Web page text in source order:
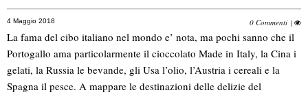
4 Maggio 2018 0 Commenti |
La fama del cibo italiano nel mondo e’ nota, ma pochi sanno che il
Portogallo ama particolarmente il cioccolato Made in Italy, la Cina i
gelati, la Russia le bevande, gli Usa l’olio, l’Austria i cereali e la
Spagna il pesce. A mappare le destinazioni delle delizie del